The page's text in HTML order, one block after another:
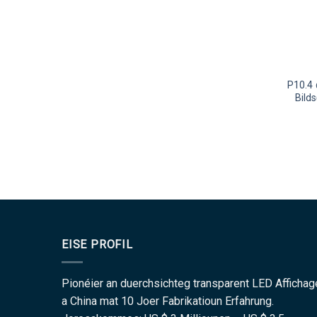
EISE PROFIL
Pionéier an duerchsichteg transparent LED
a China mat 10 Joer Fabrikatioun Erfahrung.